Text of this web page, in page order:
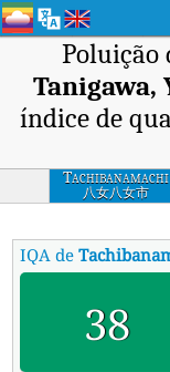
Poluição
Tanigawa,
índice de
Tachibanamachi
Tanigawa, Yame-shi,
Fukuoka-ken
八女八女市
IQA de
38